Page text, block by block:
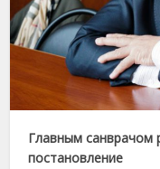
Главным санврачом
постановление